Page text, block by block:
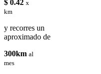
$ 0.42 x
km
y recorres un
aproximado de
300km al
mes